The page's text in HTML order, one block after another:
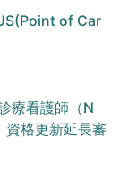
of Car
療看護師（N
資格更新延長審